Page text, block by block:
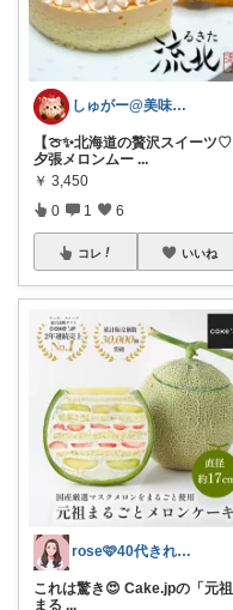
しゅがー@美味しいスイーツや雑貨紹介
【🍈✨北海道の贅沢スイーツ♡
夕張メロンムー ...
￥ 3,450
0 1 6
コレ いいね
rose🩷40代きれいめコーデ
これは驚き😍 Cake.jpの「元祖
まる ...